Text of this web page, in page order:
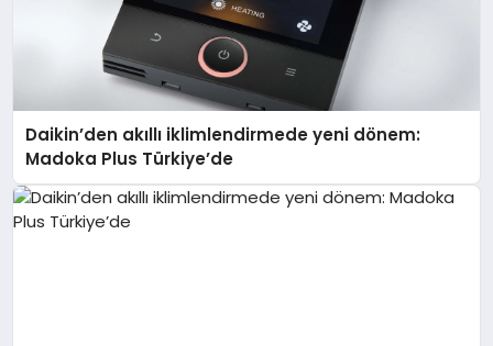
Daikin’den akıllı iklimlendirmede yeni dönem:
Madoka Plus Türkiye’de